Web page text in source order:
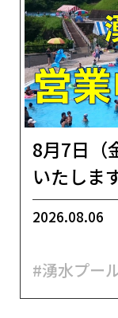
8月7日（
いたします
2026.08.06
#湧水プー